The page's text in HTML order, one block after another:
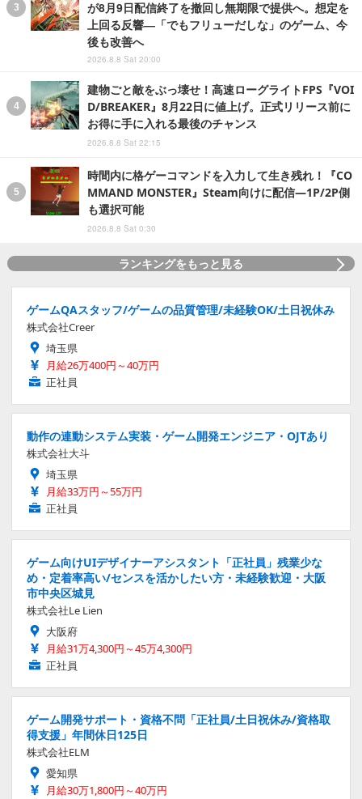
が8月9日配信終了を撤回し無期限で提供へ。想定を
上回る反響―「でもフリューだしな」のゲーム、今
後も改善へ
2026.8.8 Sat 20:00
建物ごと敵をぶっ壊せ！高速ローグライトFPS『VOI
D/BREAKER』8月22日に値上げ。正式リリース前に
お得に手に入れる最後のチャンス
2026.8.8 Sat 22:15
時間内に格ゲーコマンドを入力して生き残れ！『CO
MMAND MONSTER』Steam向けに配信―1P/2P側
も選択可能
2026.8.8 Sat 0:30
ランキングをもっと見る
ゲームQAスタッフ/ゲームの品質管理/未経験OK/土日祝休み
株式会社Creer
埼玉県
月給26万400円～40万円
正社員
動作の連動システム実装・ゲーム開発エンジニア・OJTあり
株式会社大斗
埼玉県
月給33万円～55万円
正社員
ゲーム向けUIデザイナーアシスタント「正社員」残業少な
め・定着率高い/センスを活かしたい方・未経験歓迎・大阪
市中央区城見
株式会社Le Lien
大阪府
月給31万4,300円～45万4,300円
正社員
ゲーム開発サポート・資格不問「正社員/土日祝休み/資格取
得支援」年間休日125日
株式会社ELM
愛知県
月給30万1,800円～40万円